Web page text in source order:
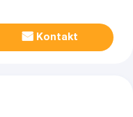
Kontakt